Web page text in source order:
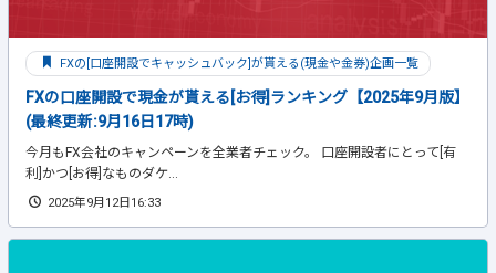
FXの[口座開設でキャッシュバック]が貰える(現金や金券)企画一覧
FXの口座開設で現金が貰える[お得]ランキング【2025年9月版】
(最終更新:9月16日17時)
今月もFX会社のキャンペーンを全業者チェック。 口座開設者にとって[有
利]かつ[お得]なものダケ...
2025年9月12日16:33